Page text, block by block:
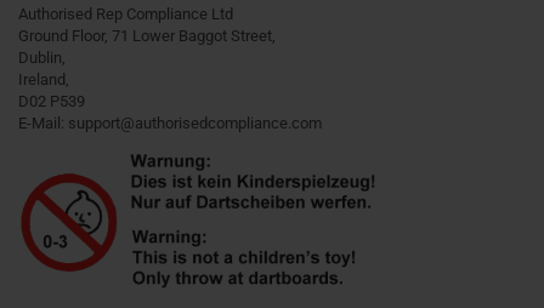
Authorised Rep Compliance Ltd
Ground Floor, 71 Lower Baggot Street,
Dublin,
Ireland,
D02 P539
E-Mail: support@authorisedcompliance.com